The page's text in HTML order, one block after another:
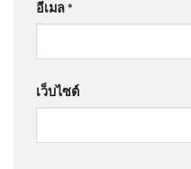
อีเมล*
เว็บไซต์